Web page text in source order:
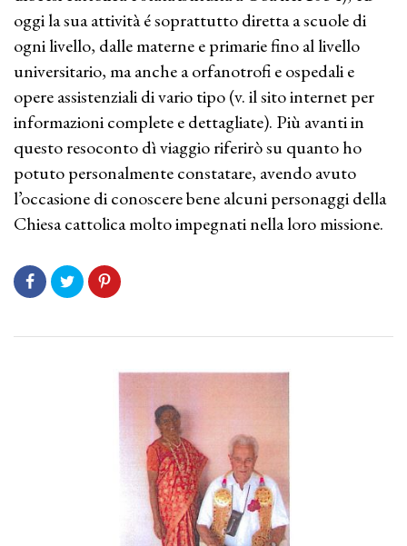
oggi la sua attività é soprattutto diretta a scuole di
ogni livello, dalle materne e primarie fino al livello
universitario, ma anche a orfanotrofi e ospedali e
opere assistenziali di vario tipo (v. il sito internet per
informazioni complete e dettagliate). Più avanti in
questo resoconto dì viaggio riferirò su quanto ho
potuto personalmente constatare, avendo avuto
l’occasione di conoscere bene alcuni personaggi della
Chiesa cattolica molto impegnati nella loro missione.